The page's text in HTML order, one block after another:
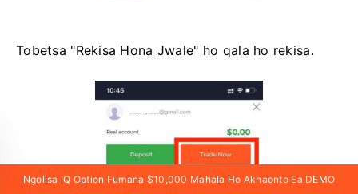
Tobetsa "Rekisa Hona Jwale" ho qala ho rekisa.
Ngolisa IQ Option Fumana $10,000 Mahala Ho Akhaonto Ea DEMO